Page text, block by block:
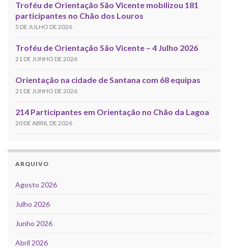
Troféu de Orientação São Vicente mobilizou 181
participantes no Chão dos Louros
5 DE JULHO DE 2026
Troféu de Orientação São Vicente – 4 Julho 2026
21 DE JUNHO DE 2026
Orientação na cidade de Santana com 68 equipas
21 DE JUNHO DE 2026
214 Participantes em Orientação no Chão da Lagoa
20 DE ABRIL DE 2026
ARQUIVO
Agosto 2026
Julho 2026
Junho 2026
Abril 2026